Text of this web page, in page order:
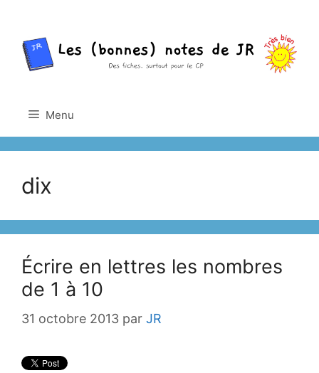
contenu
Menu
dix
Écrire en lettres les nombres
de 1 à 10
31 octobre 2013 par JR